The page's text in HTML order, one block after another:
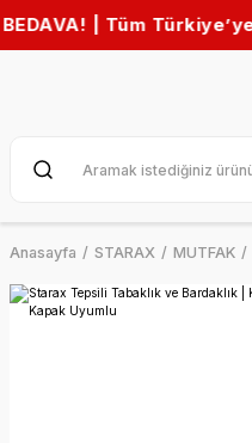
| Tüm Türkiye’ye hızlı
Anasayfa STARAX MUTFAK